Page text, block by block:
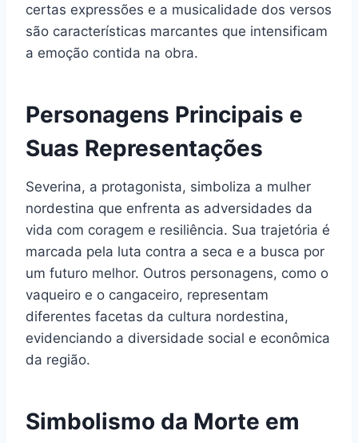
certas expressões e a musicalidade dos versos
são características marcantes que intensificam
a emoção contida na obra.
Personagens Principais e
Suas Representações
Severina, a protagonista, simboliza a mulher
nordestina que enfrenta as adversidades da
vida com coragem e resiliência. Sua trajetória é
marcada pela luta contra a seca e a busca por
um futuro melhor. Outros personagens, como o
vaqueiro e o cangaceiro, representam
diferentes facetas da cultura nordestina,
evidenciando a diversidade social e econômica
da região.
Simbolismo da Morte em